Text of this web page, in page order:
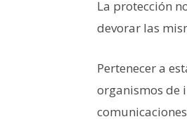
La protección
devorar las
Pertenecer a
organismos de